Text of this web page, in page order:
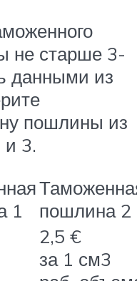
не старше 3-
данными из
пошлины из
и 3.
1
пошлина 2
2,5 €
за 1 см3